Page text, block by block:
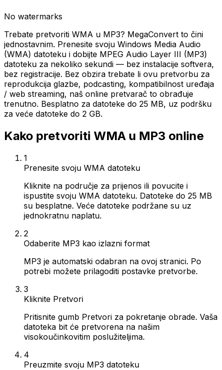
No watermarks
Trebate pretvoriti WMA u MP3? MegaConvert to čini
jednostavnim. Prenesite svoju Windows Media Audio
(WMA) datoteku i dobijte MPEG Audio Layer III (MP3)
datoteku za nekoliko sekundi — bez instalacije softvera,
bez registracije. Bez obzira trebate li ovu pretvorbu za
reprodukcija glazbe, podcasting, kompatibilnost uređaja
/ web streaming, naš online pretvarač to obrađuje
trenutno. Besplatno za datoteke do 25 MB, uz podršku
za veće datoteke do 2 GB.
Kako pretvoriti WMA u MP3 online
1
Prenesite svoju WMA datoteku
Kliknite na područje za prijenos ili povucite i
ispustite svoju WMA datoteku. Datoteke do 25 MB
su besplatne. Veće datoteke podržane su uz
jednokratnu naplatu.
2
Odaberite MP3 kao izlazni format
MP3 je automatski odabran na ovoj stranici. Po
potrebi možete prilagoditi postavke pretvorbe.
3
Kliknite Pretvori
Pritisnite gumb Pretvori za pokretanje obrade. Vaša
datoteka bit će pretvorena na našim
visokoučinkovitim poslužiteljima.
4
Preuzmite svoju MP3 datoteku